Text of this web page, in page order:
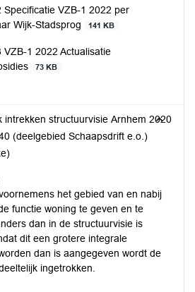
Specificatie VZB-1 2022 per
Wijk-Stadsprog
141 KB
VZB-1 2022 Actualisatie
73 KB
intrekken structuurvisie Arnhem 2020
(deelgebied Schaapsdrift e.o.)
het gebied van en nabij
functie woning te geven en te
dan in de structuurvisie is
dit een grotere integrale
dan is aangegeven wordt de
ingetrokken.